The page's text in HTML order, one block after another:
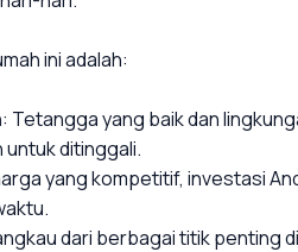
ini adalah:
Tetangga yang baik dan
ditinggali.
yang kompetitif, investasi
dari berbagai titik penting